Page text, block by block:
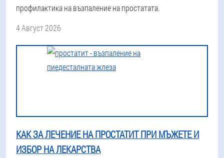
профилактика на възпаление на простатата.
4 Август 2026
КАК ЗА ЛЕЧЕНИЕ НА ПРОСТАТИТ ПРИ МЪЖЕТЕ И
ИЗБОР НА ЛЕКАРСТВА